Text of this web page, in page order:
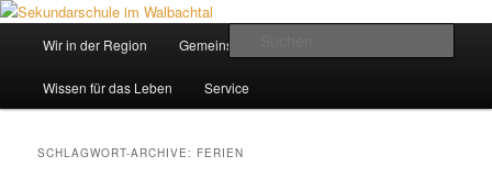
Zum
wechseln
Zum
wechselnSekundarschule im Walbachtal
Wir in der Region Gemeinsam ein Weg
Wissen für das Leben Service
SCHLAGWORT-ARCHIVE: FERIEN